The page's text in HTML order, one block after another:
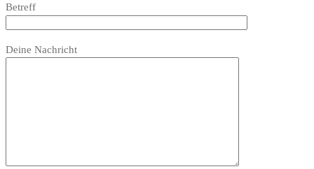
dieses
lasse
leer.
Betreff
lasse
Deine Nachricht